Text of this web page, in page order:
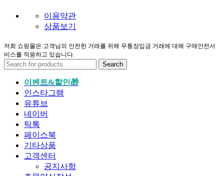
이용약관
상품보기
저희 쇼핑몰은 고객님의 안전한 거래를 위해 무통장입금 거래에 대해 구매안전서
비스를 적용하고 있습니다.
Search
이벤트&할인🎁
인스타그램
유튜브
네이버
틱톡
페이스북
기타상품
고객센터
공지사항